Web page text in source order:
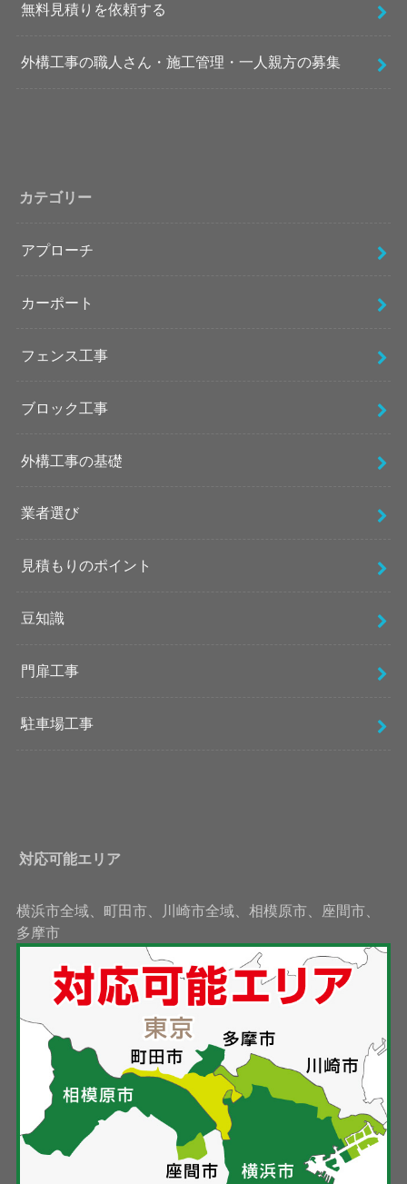
無料見積りを依頼する
外構工事の職人さん・施工管理・一人親方の募集
カテゴリー
アプローチ
カーポート
フェンス工事
ブロック工事
外構工事の基礎
業者選び
見積もりのポイント
豆知識
門扉工事
駐車場工事
対応可能エリア
横浜市全域、町田市、川崎市全域、相模原市、座間市、
多摩市